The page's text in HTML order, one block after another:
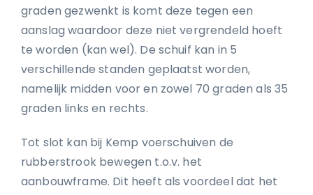
graden gezwenkt is komt deze tegen een
aanslag waardoor deze niet vergrendeld hoeft
te worden (kan wel). De schuif kan in 5
verschillende standen geplaatst worden,
namelijk midden voor en zowel 70 graden als 35
graden links en rechts.
Tot slot kan bij Kemp voerschuiven de
rubberstrook bewegen t.o.v. het
aanbouwframe. Dit heeft als voordeel dat het